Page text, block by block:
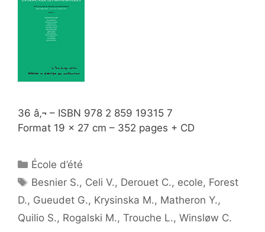
36 â‚¬ – ISBN 978 2 859 19315 7
Format 19 x 27 cm – 352 pages + CD
École d’été
Besnier S., Celi V., Derouet C., ecole, Forest
D., Gueudet G., Krysinska M., Matheron Y.,
Quilio S., Rogalski M., Trouche L., Winsløw C.